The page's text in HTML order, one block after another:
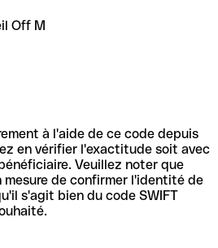
Off M
à l'aide de ce code depuis
en vérifier l'exactitude soit avec
Veuillez noter que
mesure de confirmer l'identité de
s'agit bien du code SWIFT